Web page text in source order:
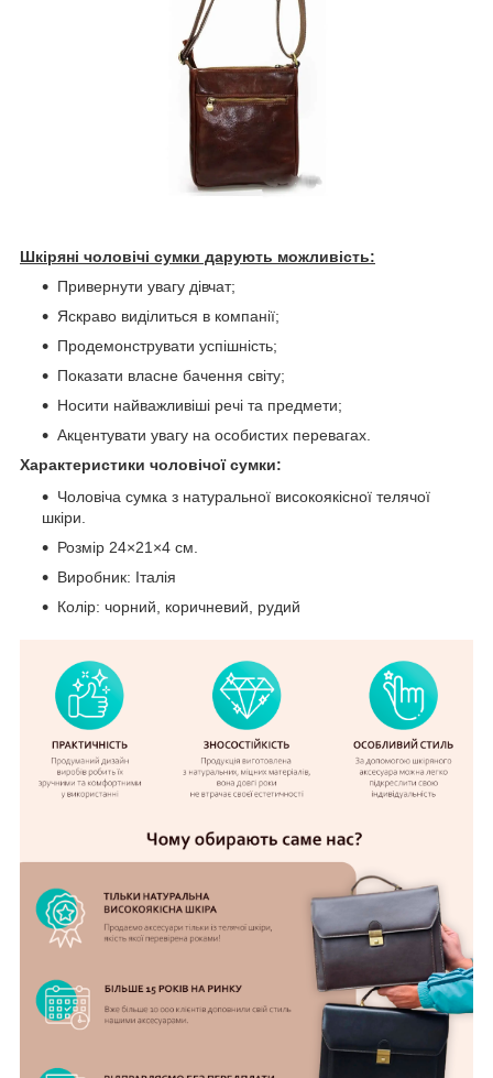
Шкіряні чоловічі сумки дарують можливість:
Привернути увагу дівчат;
Яскраво виділиться в компанії;
Продемонструвати успішність;
Показати власне бачення світу;
Носити найважливіші речі та предмети;
Акцентувати увагу на особистих перевагах.
Характеристики чоловічої сумки:
Чоловіча сумка з натуральної високоякісної телячої
шкіри.
Розмір 24×21×4 см.
Виробник: Італія
Колір: чорний, коричневий, рудий